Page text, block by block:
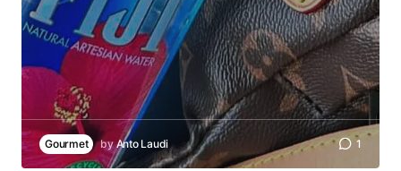
Gourmet byAnto Laudi 1